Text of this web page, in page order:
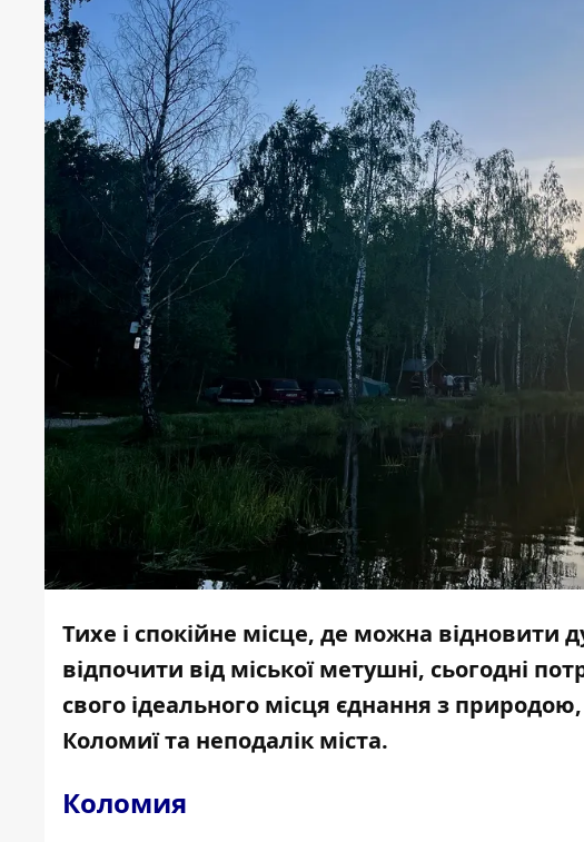
Тихе і спокійне місце, де можна відновити
відпочити від міської метушні, сьогодні
свого ідеального місця єднання з природою,
Коломиї та неподалік міста.
Коломия